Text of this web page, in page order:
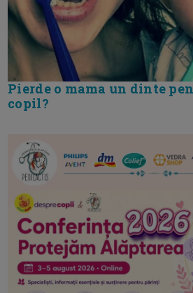
Pierde o mama un dinte
copil?